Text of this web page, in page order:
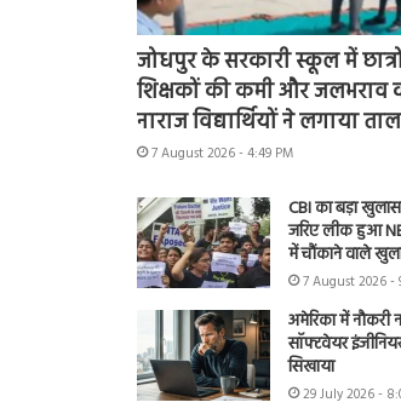
जोधपुर के सरकारी स्कूल में
शिक्षकों की कमी और जलभराव
नाराज विद्यार्थियों ने लगाया
7 August 2026 - 4:49 PM
CBI का बड़ा
जरिए लीक हुआ
में चौंकाने वाले
7 August 2026 -
अमेरिका में नौकरी
सॉफ्टवेयर
सिखाया
29 July 2026 -